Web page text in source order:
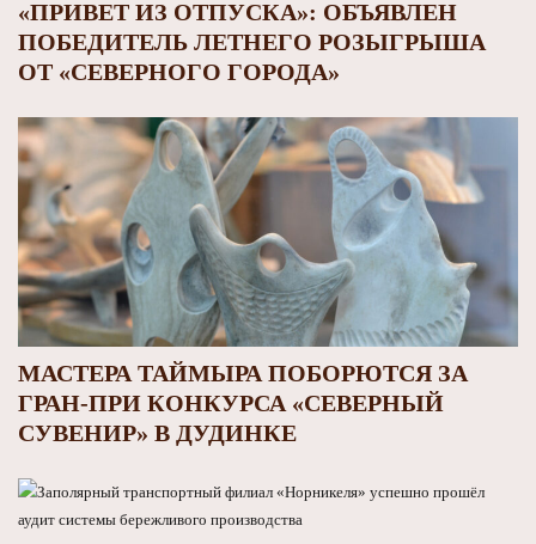
«ПРИВЕТ ИЗ ОТПУСКА»: ОБЪЯВЛЕН
ПОБЕДИТЕЛЬ ЛЕТНЕГО РОЗЫГРЫША
ОТ «СЕВЕРНОГО ГОРОДА»
МАСТЕРА ТАЙМЫРА ПОБОРЮТСЯ ЗА
ГРАН-ПРИ КОНКУРСА «СЕВЕРНЫЙ
СУВЕНИР» В ДУДИНКЕ